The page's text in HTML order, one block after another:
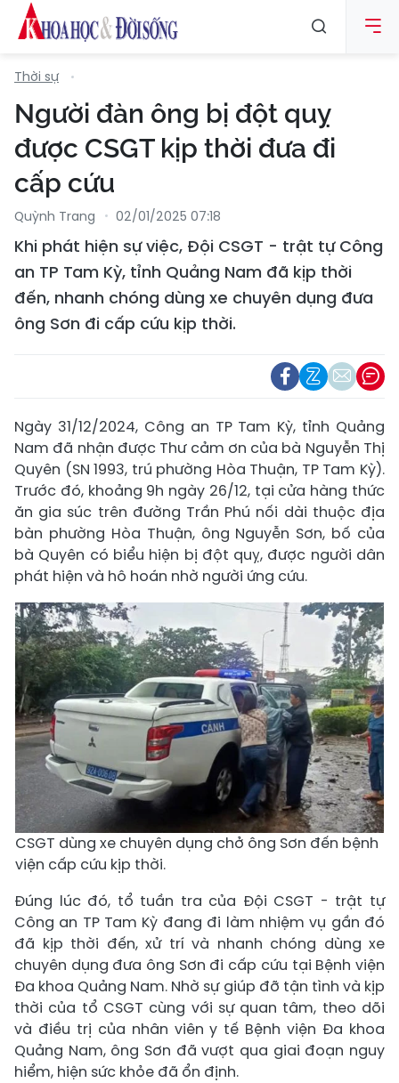
Thời sự
Người đàn ông bị đột quỵ
được CSGT kịp thời đưa đi
cấp cứu
Quỳnh Trang 02/01/2025 07:18
Khi phát hiện sự việc, Đội CSGT - trật tự Công
an TP Tam Kỳ, tỉnh Quảng Nam đã kịp thời
đến, nhanh chóng dùng xe chuyên dụng đưa
ông Sơn đi cấp cứu kịp thời.
Ngày 31/12/2024, Công an TP Tam Kỳ, tỉnh Quảng
Nam đã nhận được Thư cảm ơn của bà Nguyễn Thị
Quyên (SN 1993, trú phường Hòa Thuận, TP Tam Kỳ).
Trước đó, khoảng 9h ngày 26/12, tại cửa hàng thức
ăn gia súc trên đường Trần Phú nối dài thuộc địa
bàn phường Hòa Thuận, ông Nguyễn Sơn, bố của
bà Quyên có biểu hiện bị đột quỵ, được người dân
phát hiện và hô hoán nhờ người ứng cứu.
CSGT dùng xe chuyên dụng chở ông Sơn đến bệnh
viện cấp cứu kịp thời.
Đúng lúc đó, tổ tuần tra của Đội CSGT - trật tự
Công an TP Tam Kỳ đang đi làm nhiệm vụ gần đó
đã kịp thời đến, xử trí và nhanh chóng dùng xe
chuyên dụng đưa ông Sơn đi cấp cứu tại Bệnh viện
Đa khoa Quảng Nam. Nhờ sự giúp đỡ tận tình và kịp
thời của tổ CSGT cùng với sự quan tâm, theo dõi
và điều trị của nhân viên y tế Bệnh viện Đa khoa
Quảng Nam, ông Sơn đã vượt qua giai đoạn nguy
hiểm, hiện sức khỏe đã ổn định.